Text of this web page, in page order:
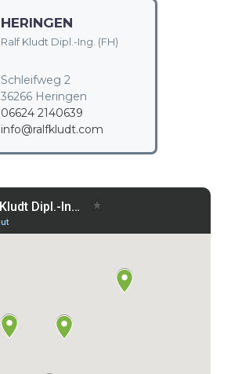
HERINGEN
Ralf Kludt Dipl.-Ing. (FH)
Schleifweg 2
36266 Heringen
06624 2140639
info@ralfkludt.com